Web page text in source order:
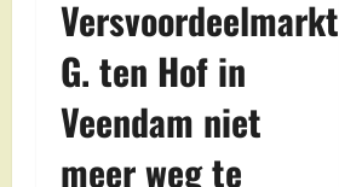
Versvoordeelmarkt
G. ten Hof in
Veendam niet
meer weg te